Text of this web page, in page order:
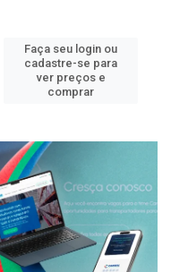
Faça seu login ou
cadastre-se para
ver preços e
comprar